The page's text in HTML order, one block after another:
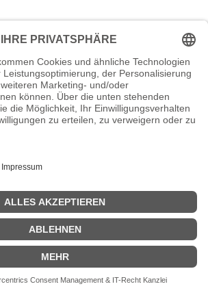
Impressum
© 1PLACE4BUSINESS